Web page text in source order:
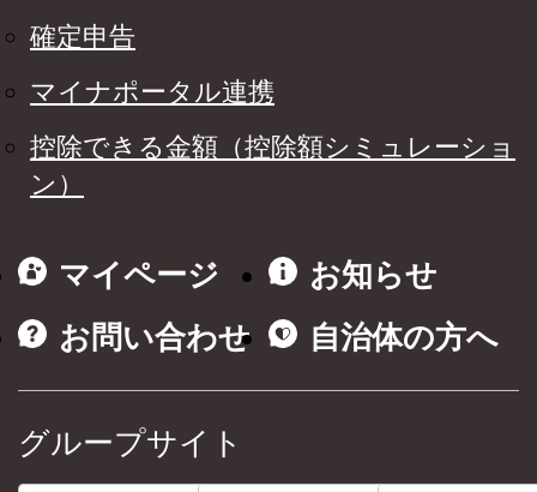
確定申告
マイナポータル連携
控除できる金額（控除額シミュレーショ
ン）
マイページ
お知らせ
お問い合わせ
自治体の方へ
グループサイト